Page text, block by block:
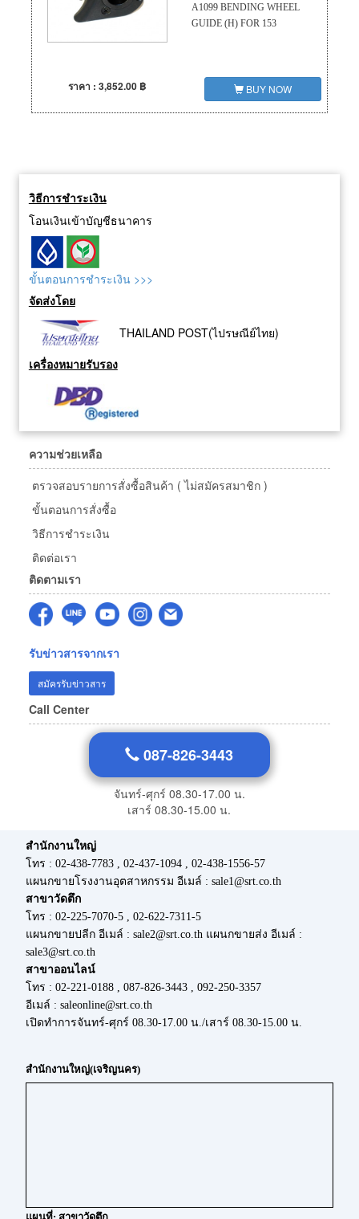
A1099 BENDING WHEEL
GUIDE (H) FOR 153
ราคา : 3,852.00 ฿ BUY NOW
วิธีการชำระเงิน
โอนเงินเข้าบัญชีธนาคาร
ขั้นตอนการชำระเงิน >>>
จัดส่งโดย
THAILAND POST(ไปรษณีย์ไทย)
เครื่องหมายรับรอง
ความช่วยเหลือ
ตรวจสอบรายการสั่งซื้อสินค้า ( ไม่สมัครสมาชิก )
ขั้นตอนการสั่งซื้อ
วิธีการชำระเงิน
ติดต่อเรา
ติดตามเรา
รับข่าวสารจากเรา
สมัครรับข่าวสาร
Call Center
087-826-3443
จันทร์-ศุกร์ 08.30-17.00 น.
เสาร์ 08.30-15.00 น.
สำนักงานใหญ่
โทร : 02-438-7783 , 02-437-1094 , 02-438-1556-57
แผนกขายโรงงานอุตสาหกรรม อีเมล์ : sale1@srt.co.th
สาขาวัดตึก
โทร : 02-225-7070-5 , 02-622-7311-5
แผนกขายปลีก อีเมล์ : sale2@srt.co.th แผนกขายส่ง อีเมล์ :
sale3@srt.co.th
สาขาออนไลน์
โทร : 02-221-0188 , 087-826-3443 , 092-250-3357
อีเมล์ : saleonline@srt.co.th
เปิดทำการจันทร์-ศุกร์ 08.30-17.00 น./เสาร์ 08.30-15.00 น.
สำนักงานใหญ่(เจริญนคร)